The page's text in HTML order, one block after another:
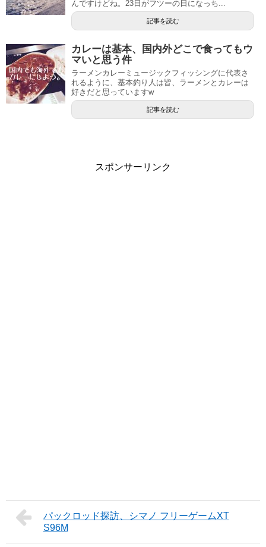
んですけどね。23日がフツーの日になっち...
記事を読む
カレーは基本、国内外どこで食ってもウ
マいと思う件
ラーメンカレーミュージックフィッシングに代表さ
れるように、基本釣り人は皆、ラーメンとカレーは
好きだと思っていますw
記事を読む
スポンサーリンク
パックロッド探訪、シマノ フリーゲームXT
S96M